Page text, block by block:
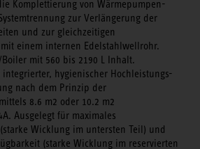
Komplettierung von Wärmepumpen-
zur Verlängerung der
und zur gleichzeitigen
einem internen Edelstahlwellrohr.
mit 560 bis 2190 L Inhalt.
hygienischer Hochleistungs-
nach dem Prinzip der
8.6 m2 oder 10.2 m2
Ausgelegt für maximales
Wicklung im untersten Teil) und
(starke Wicklung im reservierten